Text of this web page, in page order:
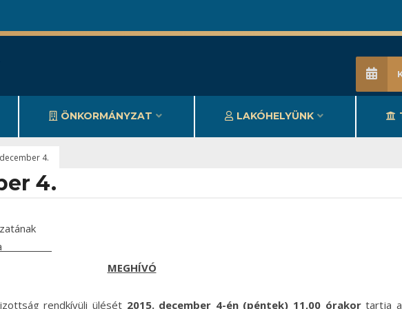
ÖNKORMÁNYZAT LAKÓHELYÜNK
4.
4.
MEGHÍVÓ
rendkívüli ülését 2015. december 4-én (péntek) 11,00 órakortartja a